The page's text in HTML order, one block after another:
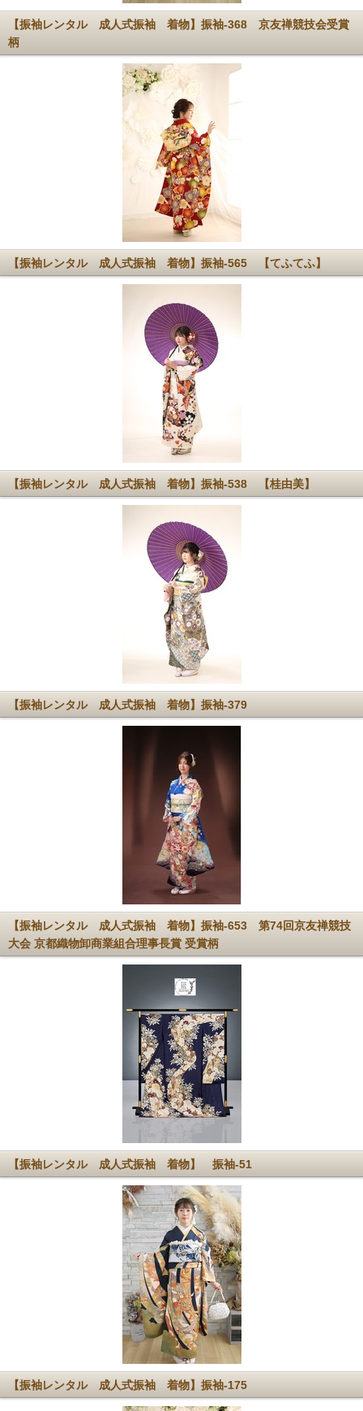
【振袖レンタル 成人式振袖 着物】振袖-368 京友禅競技会受賞
柄
【振袖レンタル 成人式振袖 着物】振袖-565 【てふてふ】
【振袖レンタル 成人式振袖 着物】振袖-538 【桂由美】
【振袖レンタル 成人式振袖 着物】振袖-379
【振袖レンタル 成人式振袖 着物】振袖-653 第74回京友禅競技
大会 京都織物卸商業組合理事長賞 受賞柄
【振袖レンタル 成人式振袖 着物】 振袖-51
【振袖レンタル 成人式振袖 着物】振袖-175